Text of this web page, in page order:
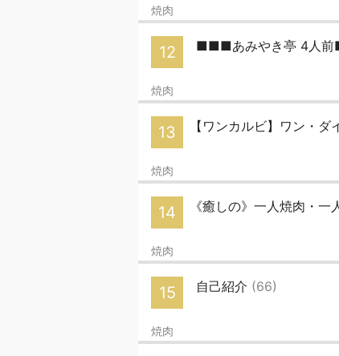
焼肉
12 ■■■あみやき亭 4人
焼肉
13 【ワンカルビ】ワン・
焼肉
14 《癒しの》一人焼肉・
焼肉
15 自己紹介 (66)
焼肉